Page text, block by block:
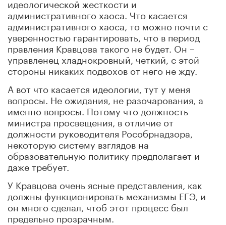
идеологической жесткости и
административного хаоса. Что касается
административного хаоса, то можно почти с
уверенностью гарантировать, что в период
правления Кравцова такого не будет. Он –
управленец хладнокровный, четкий, с этой
стороны никаких подвохов от него не жду.
А вот что касается идеологии, тут у меня
вопросы. Не ожидания, не разочарования, а
именно вопросы. Потому что должность
министра просвещения, в отличие от
должности руководителя Рособрнадзора,
некоторую систему взглядов на
образовательную политику предполагает и
даже требует.
У Кравцова очень ясные представления, как
должны функционировать механизмы ЕГЭ, и
он много сделал, чтоб этот процесс был
предельно прозрачным.